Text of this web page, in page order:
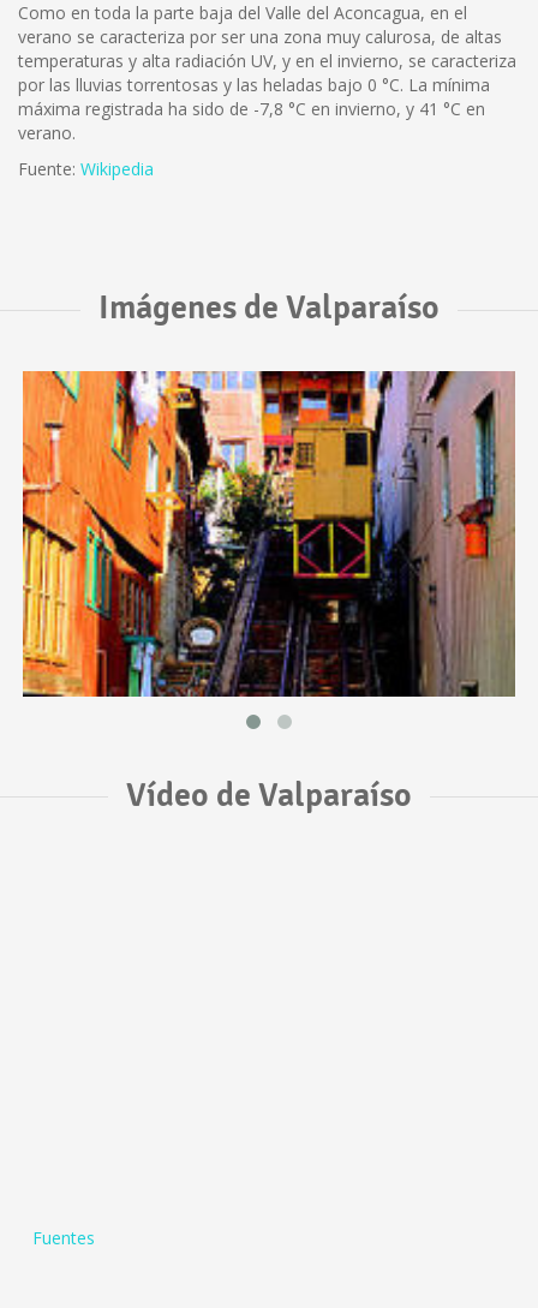
Como en toda la parte baja del Valle del Aconcagua, en el
verano se caracteriza por ser una zona muy calurosa, de altas
temperaturas y alta radiación UV, y en el invierno, se caracteriza
por las lluvias torrentosas y las heladas bajo 0 °C. La mínima
máxima registrada ha sido de -7,8 °C en invierno, y 41 °C en
verano.
Fuente: Wikipedia
Imágenes de Valparaíso
Vídeo de Valparaíso
Fuentes